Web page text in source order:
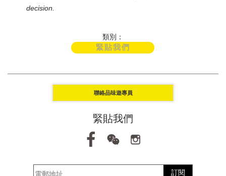
decision.
類別：
緊貼我們
聯絡品味遊專員
緊貼我們
訂閱